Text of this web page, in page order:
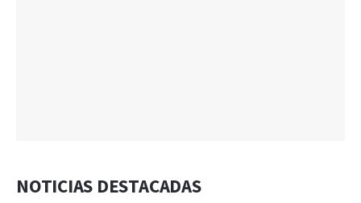
NOTICIAS DESTACADAS